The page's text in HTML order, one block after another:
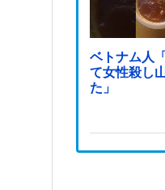
ベトナム人
て女性殺し
た」